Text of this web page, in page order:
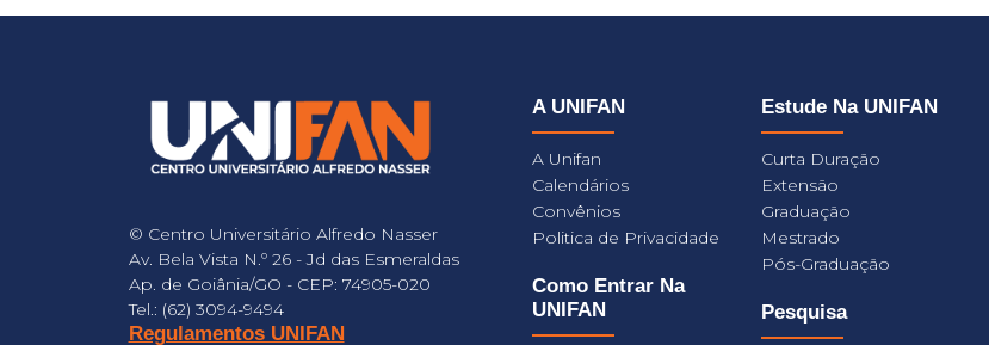
© Centro Universitário Alfredo Nasser
Av. Bela Vista N.º 26 - Jd das Esmeraldas
Ap. de Goiânia/GO - CEP: 74905-020
Tel.: (62) 3094-9494
Regulamentos UNIFAN
A UNIFAN
A Unifan
Calendários
Convênios
Politica de Privacidade
Como Entrar Na
UNIFAN
Estude Na UNIFAN
Curta Duração
Extensão
Graduação
Mestrado
Pós-Graduação
Pesquisa